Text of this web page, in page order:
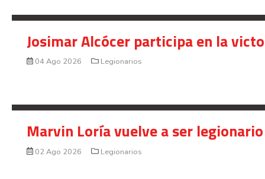
Josimar Alcócer participa en la
04 Ago 2026 Legionarios
Marvin Loría vuelve a ser
02 Ago 2026 Legionarios